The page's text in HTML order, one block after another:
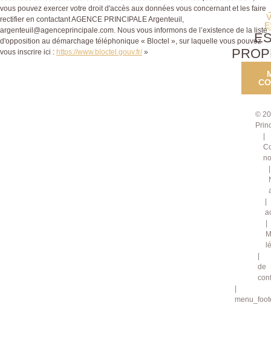
vous pouvez exercer votre droit d'accès aux données vous concernant et les faire
rectifier en contactant AGENCE PRINCIPALE Argenteuil,
argenteuil@agenceprincipale.com. Nous vous informons de l’existence de la liste
d'opposition au démarchage téléphonique « Bloctel », sur laquelle vous pouvez
vous inscrire ici : https://www.bloctel.gouv.fr/»
©
de